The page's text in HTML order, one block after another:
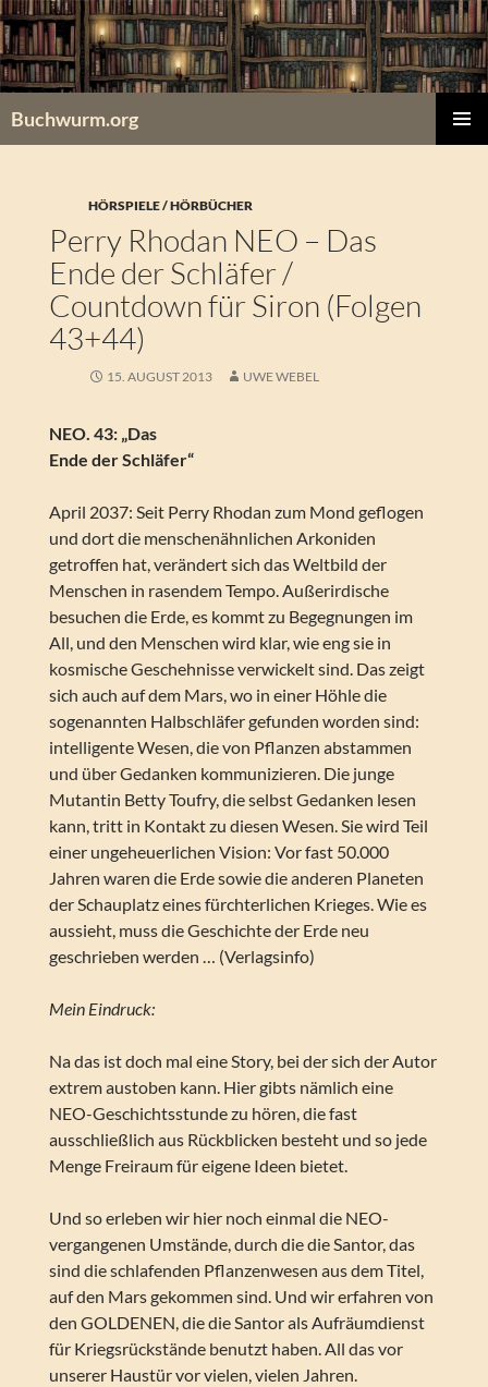
Zum
Inhalt
springen
Buchwurm.org
HÖRSPIELE / HÖRBÜCHER
Perry Rhodan NEO – Das
Ende der Schläfer /
Countdown für Siron (Folgen
43+44)
15. AUGUST 2013 UWE WEBEL
NEO. 43: „Das
Ende der Schläfer“
April 2037: Seit Perry Rhodan zum Mond geflogen
und dort die menschenähnlichen Arkoniden
getroffen hat, verändert sich das Weltbild der
Menschen in rasendem Tempo. Außerirdische
besuchen die Erde, es kommt zu Begegnungen im
All, und den Menschen wird klar, wie eng sie in
kosmische Geschehnisse verwickelt sind. Das zeigt
sich auch auf dem Mars, wo in einer Höhle die
sogenannten Halbschläfer gefunden worden sind:
intelligente Wesen, die von Pflanzen abstammen
und über Gedanken kommunizieren. Die junge
Mutantin Betty Toufry, die selbst Gedanken lesen
kann, tritt in Kontakt zu diesen Wesen. Sie wird Teil
einer ungeheuerlichen Vision: Vor fast 50.000
Jahren waren die Erde sowie die anderen Planeten
der Schauplatz eines fürchterlichen Krieges. Wie es
aussieht, muss die Geschichte der Erde neu
geschrieben werden … (Verlagsinfo)
Mein Eindruck:
Na das ist doch mal eine Story, bei der sich der Autor
extrem austoben kann. Hier gibts nämlich eine
NEO-Geschichtsstunde zu hören, die fast
ausschließlich aus Rückblicken besteht und so jede
Menge Freiraum für eigene Ideen bietet.
Und so erleben wir hier noch einmal die NEO-
vergangenen Umstände, durch die die Santor, das
sind die schlafenden Pflanzenwesen aus dem Titel,
auf den Mars gekommen sind. Und wir erfahren von
den GOLDENEN, die die Santor als Aufräumdienst
für Kriegsrückstände benutzt haben. All das vor
unserer Haustür vor vielen, vielen Jahren.